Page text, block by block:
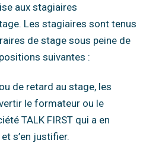
aux stagiaires
Les stagiaires sont tenus
de stage sous peine de
suivantes :
de retard au stage, les
le formateur ou le
TALK FIRST qui a en
s’en justifier.